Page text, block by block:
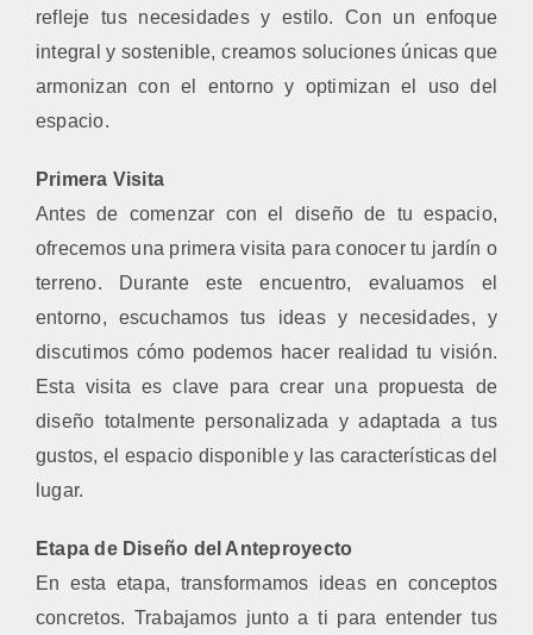
refleje tus necesidades y estilo. Con un enfoque
integral y sostenible, creamos soluciones únicas que
armonizan con el entorno y optimizan el uso del
espacio.
Primera Visita
Antes de comenzar con el diseño de tu espacio,
ofrecemos una primera visita para conocer tu jardín o
terreno. Durante este encuentro, evaluamos el
entorno, escuchamos tus ideas y necesidades, y
discutimos cómo podemos hacer realidad tu visión.
Esta visita es clave para crear una propuesta de
diseño totalmente personalizada y adaptada a tus
gustos, el espacio disponible y las características del
lugar.
Etapa de Diseño del Anteproyecto
En esta etapa, transformamos ideas en conceptos
concretos. Trabajamos junto a ti para entender tus